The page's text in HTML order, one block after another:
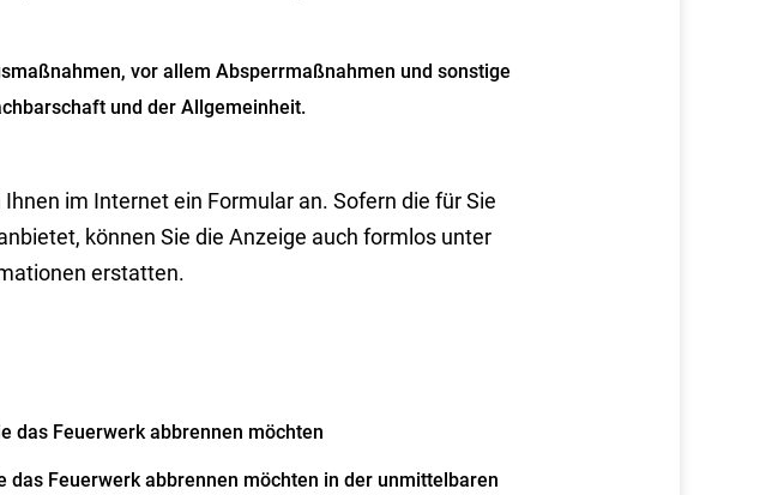
vor allem Absperrmaßnahmen und sonstige
und der Allgemeinheit.
im Internet ein Formular an. Sofern die für Sie
können Sie die Anzeige auch formlos unter
erstatten.
das Feuerwerk abbrennen möchten
das Feuerwerk abbrennen möchten in der unmittelbaren